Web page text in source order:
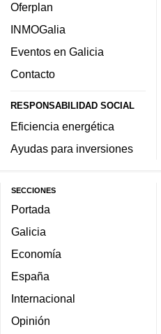
Oferplan
INMOGalia
Eventos en Galicia
Contacto
RESPONSABILIDAD SOCIAL
Eficiencia energética
Ayudas para inversiones
SECCIONES
Portada
Galicia
Economía
España
Internacional
Opinión